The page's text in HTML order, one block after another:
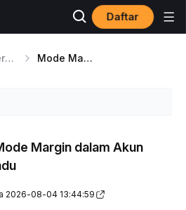
Daftar
Akun Perdagangan Terpadu Mode Margin dan Perhitungan
Margin dalam Akun
2026-08-04 13:44:59